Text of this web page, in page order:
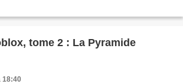
tome 2 : La Pyramide
18:40